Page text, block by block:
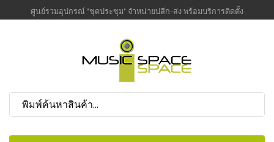
ศูนย์รวมอุปกรณ์ "ชุดประชุม" จำหน่ายปลีก-ส่ง พร้อมบริการติดตั้ง